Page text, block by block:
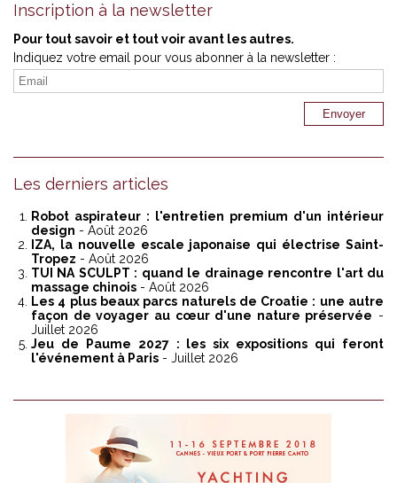
Inscription à la newsletter
Pour tout savoir et tout voir avant les autres.
Indiquez votre email pour vous abonner à la newsletter :
Les derniers articles
Robot aspirateur : l'entretien premium d'un intérieur
design - Août 2026
IZA, la nouvelle escale japonaise qui électrise Saint-
Tropez - Août 2026
TUI NA SCULPT : quand le drainage rencontre l'art du
massage chinois - Août 2026
Les 4 plus beaux parcs naturels de Croatie : une autre
façon de voyager au cœur d'une nature préservée -
Juillet 2026
Jeu de Paume 2027 : les six expositions qui feront
l'événement à Paris - Juillet 2026